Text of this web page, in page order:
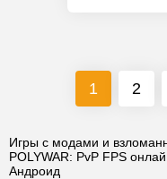
1 2
Игры с модами и
POLYWAR: PvP FPS
Андроид